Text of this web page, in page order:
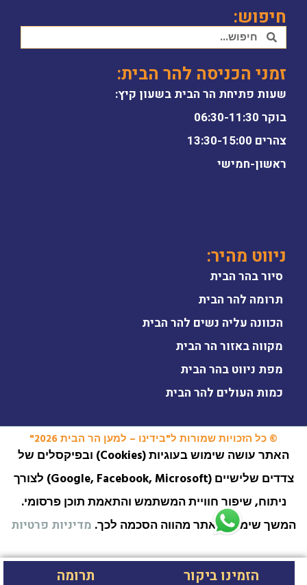
חיפוש:
זמני הכניסה להר הבית:
שעות פתיחת הר הבית בשעון קיץ:
בוקר 06:30-11:30
צהרים 13:30-15:00
ראשון-חמישי
ניווט מהיר:
סיור בהר הבית
תרומה להר הבית
הכוונה עליה נשים להר הבית
מקווה באזור הר הבית
מפת ניווט בהר הבית
כמות העולים להר הבית
© כל הזכויות שמורות ל"בידינו – למען הר הבית 2026"
האתר עושה שימוש בעוגיות (Cookies) ובפיקסלים של
צדדים שלישיים (Google, Facebook, Microsoft) לצורך
ניתוח, שיפור חוויית המשתמש והתאמת תוכן פרסומי.
המשך שימוש באתר מהווה הסכמה לכך. מדיניות פרטיות
תרומה הזמינו ביקור